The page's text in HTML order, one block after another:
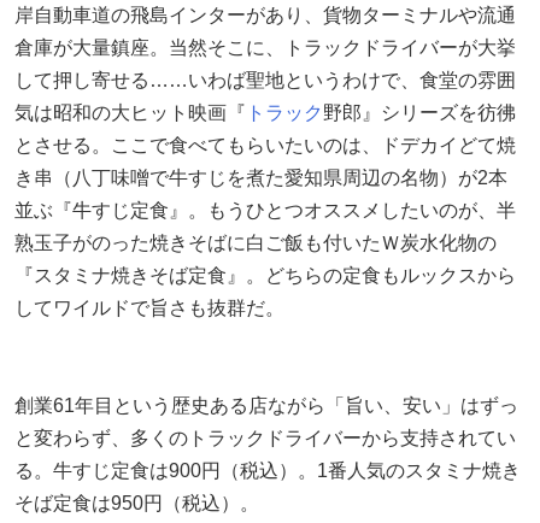
岸自動車道の飛島インターがあり、貨物ターミナルや流通
倉庫が大量鎮座。当然そこに、トラックドライバーが大挙
して押し寄せる……いわば聖地というわけで、食堂の雰囲
気は昭和の大ヒット映画『 トラック 野郎』シリーズを彷彿
とさせる。ここで食べてもらいたいのは、ドデカイどて焼
き串（八丁味噌で牛すじを煮た愛知県周辺の名物）が2本
並ぶ『牛すじ定食』。もうひとつオススメしたいのが、半
熟玉子がのった焼きそばに白ご飯も付いたＷ炭水化物の
『スタミナ焼きそば定食』。どちらの定食もルックスから
してワイルドで旨さも抜群だ。
創業61年目という歴史ある店ながら「旨い、安い」はずっ
と変わらず、多くのトラックドライバーから支持されてい
る。牛すじ定食は900円（税込）。1番人気のスタミナ焼き
そば定食は950円（税込）。